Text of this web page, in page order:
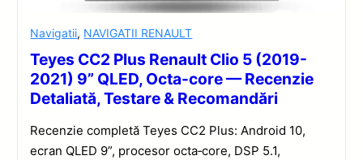
Navigatii, NAVIGATII RENAULT
Teyes CC2 Plus Renault Clio 5 (2019-
2021) 9” QLED, Octa-core — Recenzie
Detaliată, Testare & Recomandări
Recenzie completă Teyes CC2 Plus: Android 10,
ecran QLED 9”, procesor octa‑core, DSP 5.1,